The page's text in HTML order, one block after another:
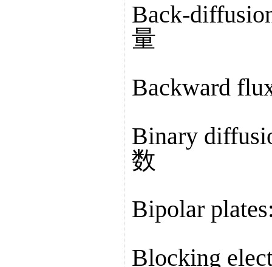
Back-
量
Backward
Binary
数
Bipolar
Blocking